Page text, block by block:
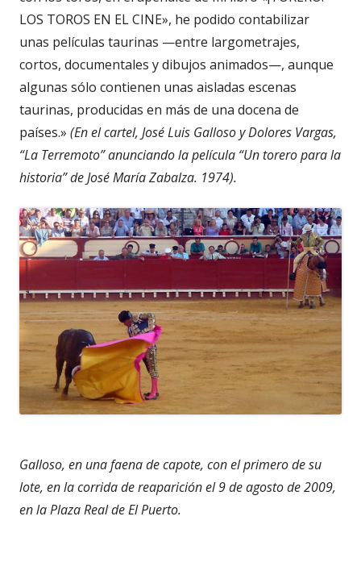
LOS TOROS EN EL CINE», he podido contabilizar
unas películas taurinas —entre largometrajes,
cortos, documentales y dibujos animados—, aunque
algunas sólo contienen unas aisladas escenas
taurinas, producidas en más de una docena de
países.» (En el cartel, José Luis Galloso y Dolores Vargas,
“La Terremoto” anunciando la película “Un torero para la
historia” de José María Zabalza. 1974).
Galloso, en una faena de capote, con el primero de su
lote, en la corrida de reaparición el 9 de agosto de 2009,
en la Plaza Real de El Puerto.